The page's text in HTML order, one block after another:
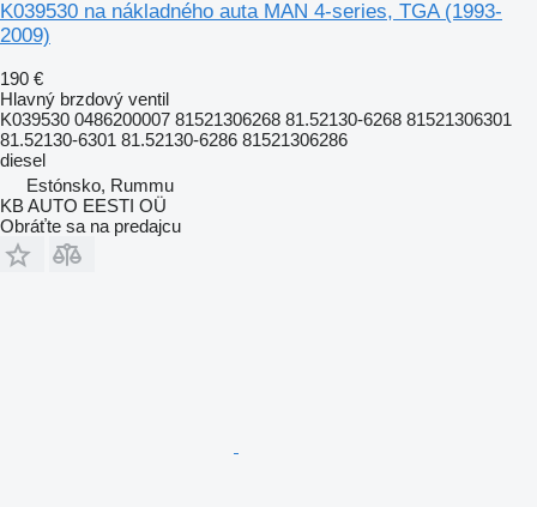
K039530 na nákladného auta MAN 4-series, TGA (1993-
2009)
190 €
Hlavný brzdový ventil
K039530 0486200007 81521306268 81.52130-6268 81521306301
81.52130-6301 81.52130-6286 81521306286
diesel
Estónsko, Rummu
KB AUTO EESTI OÜ
Obráťte sa na predajcu